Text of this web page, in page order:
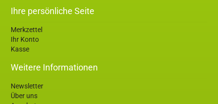
Ihre persönliche Seite
Merkzettel
Ihr Konto
Kasse
Weitere Informationen
Newsletter
Über uns